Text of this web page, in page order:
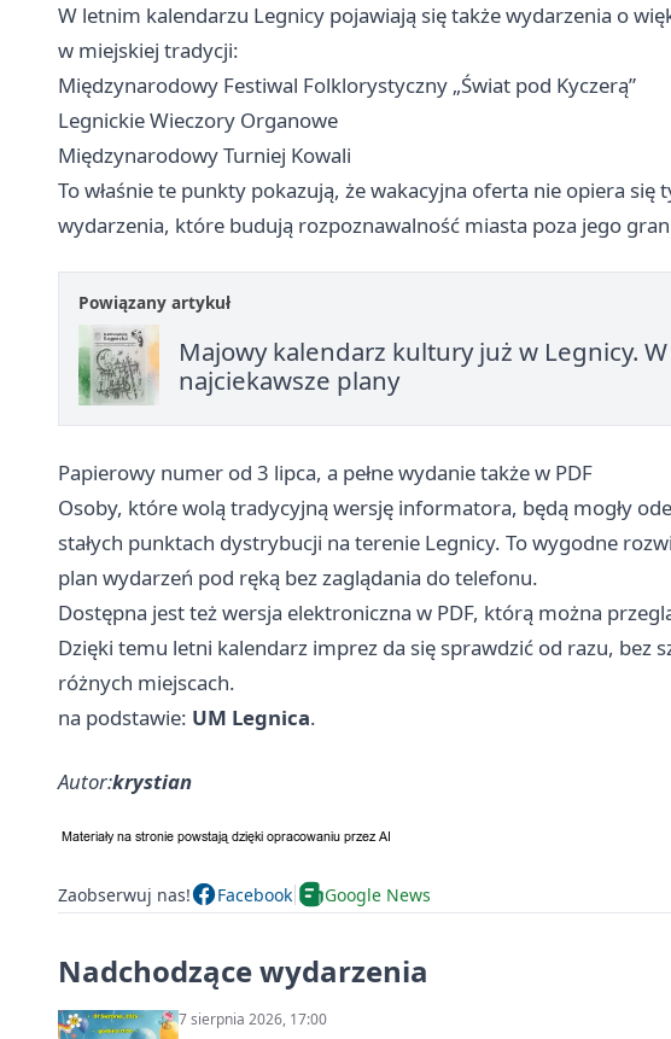
W letnim kalendarzu Legnicy pojawiają się także wydarzenia o
w miejskiej tradycji:
Międzynarodowy Festiwal Folklorystyczny „Świat pod Kyczerą”
Legnickie Wieczory Organowe
Międzynarodowy Turniej Kowali
To właśnie te punkty pokazują, że wakacyjna oferta nie opiera
wydarzenia, które budują rozpoznawalność miasta poza jego
Powiązany artykuł
Majowy kalendarz kultury już w Legnicy.
najciekawsze plany
Papierowy numer od 3 lipca, a pełne wydanie także w PDF
Osoby, które wolą tradycyjną wersję informatora, będą mogły
stałych punktach dystrybucji na terenie Legnicy. To wygodne
plan wydarzeń pod ręką bez zaglądania do telefonu.
Dostępna jest też wersja elektroniczna w PDF, którą można
Dzięki temu letni kalendarz imprez da się sprawdzić od razu, bez
różnych miejscach.
na podstawie: UM Legnica.
Autor:krystian
Zaobserwuj nas! Facebook Google News
Nadchodzące wydarzenia
7 sierpnia 2026, 17:00